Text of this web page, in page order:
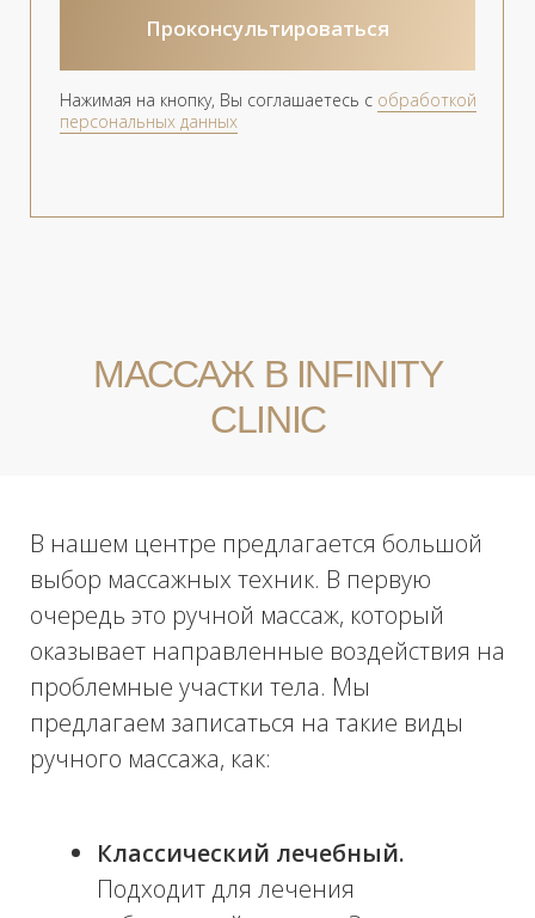
которая улучшает лимфоток,
жидкость и токсины из организма.
Улучшает обменные процессы,
питает клетки кислородом и
способствует выводу токсинов и
шлаков, наполняет ткани
кислородом и питательными
растягивает подкожные спайки,
еще больше усиливает
микроциркуляцию, эффективно
подтягивает и тонизирует кожу.
Позволяет снять усталость, стресс.
Подходит при проблемах со сном и
при депрессиях. Помогает
восстановить организм после
простудных заболеваний, является
систему.
Спортивный. Необходим для
увеличения работоспособности,